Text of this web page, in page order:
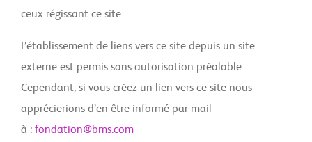
ceux régissant ce site.
L’établissement de liens vers ce site depuis un site
externe est permis sans autorisation préalable.
Cependant, si vous créez un lien vers ce site nous
apprécierions d’en être informé par mail
à : fondation@bms.com